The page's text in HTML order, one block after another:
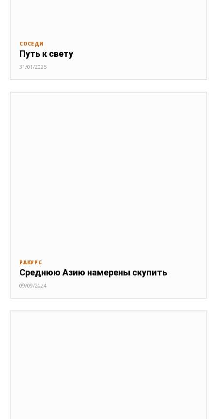
СОСЕДИ
Путь к свету
31/01/2025
РАКУРС
Среднюю Азию намерены скупить
09/09/2024